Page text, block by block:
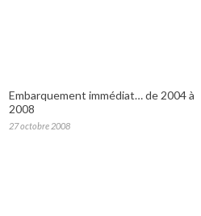
Embarquement immédiat… de 2004 à
2008
27 octobre 2008